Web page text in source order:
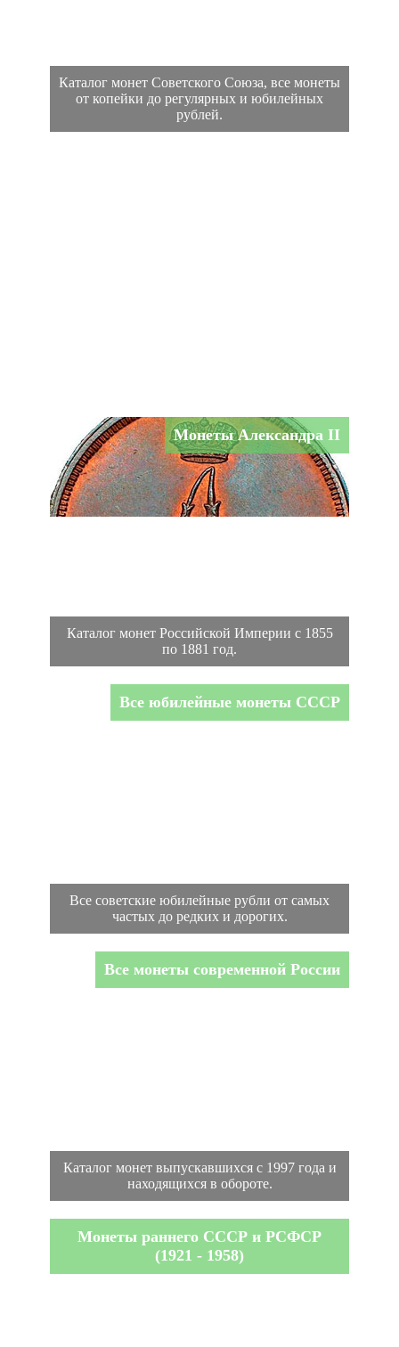
Каталог монет Советского Союза, все монеты
от копейки до регулярных и юбилейных
рублей.
Монеты Александра II
Каталог монет Российской Империи с 1855
по 1881 год.
Все юбилейные монеты СССР
Все советские юбилейные рубли от самых
частых до редких и дорогих.
Все монеты современной России
Каталог монет выпускавшихся с 1997 года и
находящихся в обороте.
Монеты раннего СССР и РСФСР
(1921 - 1958)